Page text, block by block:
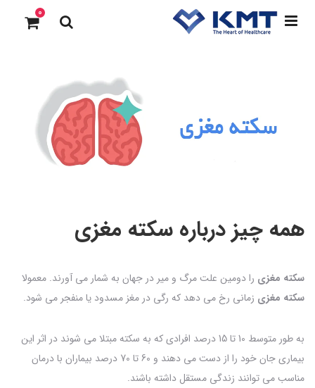
0
همه چیز درباره سکته مغزی
سکته مغزی را دومین علت مرگ و میر در جهان به شمار می آورند. معمولا
سکته مغزی زمانی رخ می دهد که رگی در مغز مسدود یا منفجر می شود.
به طور متوسط 10 تا 15 درصد افرادی که به سکته مبتلا می شوند در اثر این
بیماری جان خود را از دست می دهند و 60 تا 70 درصد بیماران با درمان
مناسب می توانند زندگی مستقل داشته باشند.